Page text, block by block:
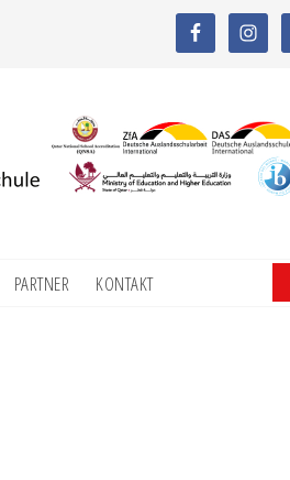
PARTNER KONTAKT